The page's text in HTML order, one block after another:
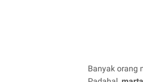
Banyak orang